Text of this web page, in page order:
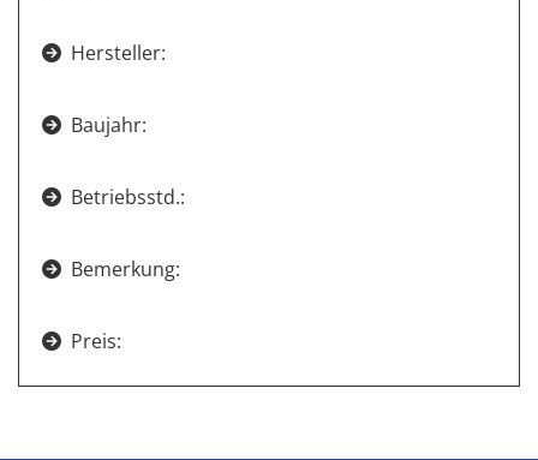
 Hersteller:
 Baujahr:
 Betriebsstd.:
 Bemerkung:
 Preis: